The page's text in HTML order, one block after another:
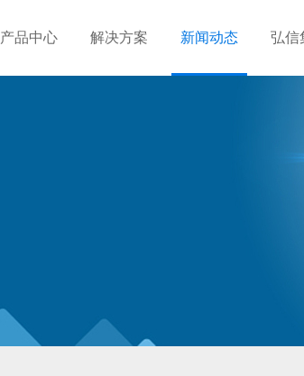
产品中心 解决方案 新闻动态 弘信